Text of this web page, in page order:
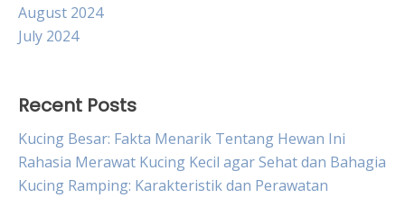
August 2024
July 2024
Recent Posts
Kucing Besar: Fakta Menarik Tentang Hewan Ini
Rahasia Merawat Kucing Kecil agar Sehat dan Bahagia
Kucing Ramping: Karakteristik dan Perawatan